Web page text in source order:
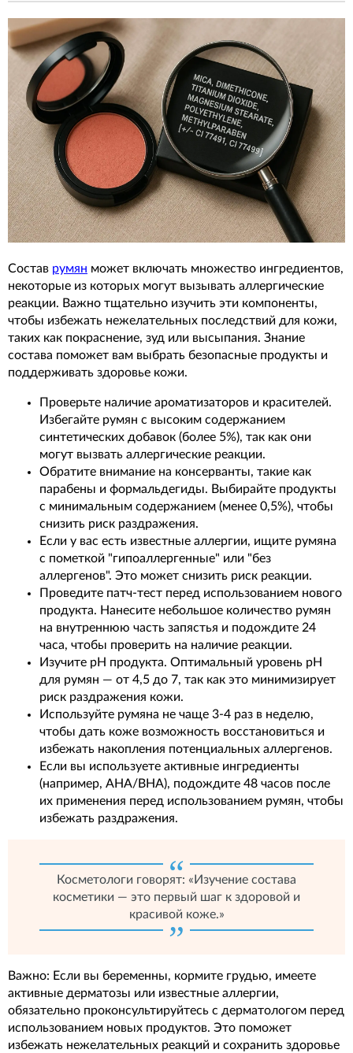
Состав румян может включать множество ингредиентов,
некоторые из которых могут вызывать аллергические
реакции. Важно тщательно изучить эти компоненты,
чтобы избежать нежелательных последствий для кожи,
таких как покраснение, зуд или высыпания. Знание
состава поможет вам выбрать безопасные продукты и
поддерживать здоровье кожи.
Проверьте наличие ароматизаторов и красителей.
Избегайте румян с высоким содержанием
синтетических добавок (более 5%), так как они
могут вызвать аллергические реакции.
Обратите внимание на консерванты, такие как
парабены и формальдегиды. Выбирайте продукты
с минимальным содержанием (менее 0,5%), чтобы
снизить риск раздражения.
Если у вас есть известные аллергии, ищите румяна
с пометкой "гипоаллергенные" или "без
аллергенов". Это может снизить риск реакции.
Проведите патч-тест перед использованием нового
продукта. Нанесите небольшое количество румян
на внутреннюю часть запястья и подождите 24
часа, чтобы проверить на наличие реакции.
Изучите pH продукта. Оптимальный уровень pH
для румян — от 4,5 до 7, так как это минимизирует
риск раздражения кожи.
Используйте румяна не чаще 3-4 раз в неделю,
чтобы дать коже возможность восстановиться и
избежать накопления потенциальных аллергенов.
Если вы используете активные ингредиенты
(например, AHA/BHA), подождите 48 часов после
их применения перед использованием румян, чтобы
избежать раздражения.
Косметологи говорят: «Изучение состава
косметики — это первый шаг к здоровой и
красивой коже.»
Важно: Если вы беременны, кормите грудью, имеете
активные дерматозы или известные аллергии,
обязательно проконсультируйтесь с дерматологом перед
использованием новых продуктов. Это поможет
избежать нежелательных реакций и сохранить здоровье